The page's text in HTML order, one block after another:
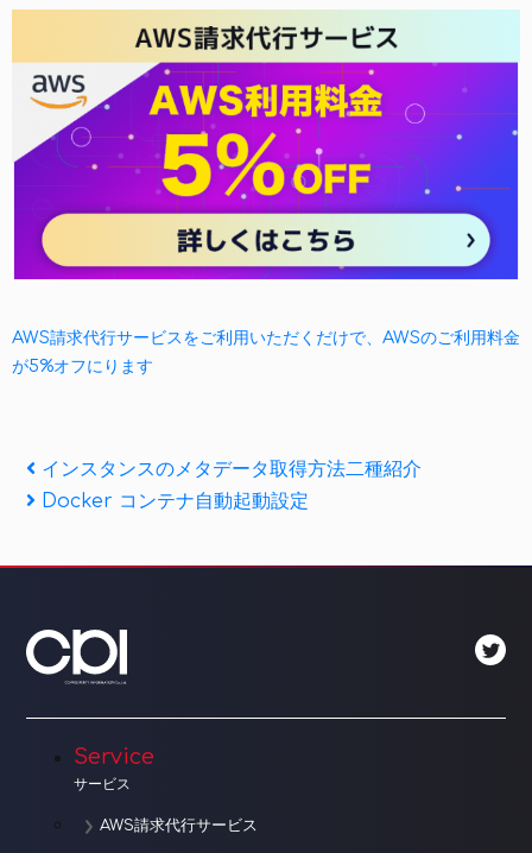
AWS請求代行サービスをご利用いただくだけで、AWSのご利用料金
が5%オフにります
投
稿
ナ
ゲ
シ
ン
Previous
Post
インスタンスのメタデータ取得方法二種紹介
Next
Docker コンテナ自動起動設定
Service
サービス
AWS請求代行サービス